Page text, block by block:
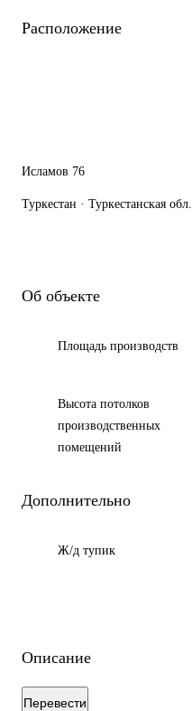
Расположение
Исламов 76
Туркестан · Туркестанская обл.
Об объекте
Площадь производств
Высота потолков
производственных
помещений
Дополнительно
Ж/д тупик
Описание
Перевести